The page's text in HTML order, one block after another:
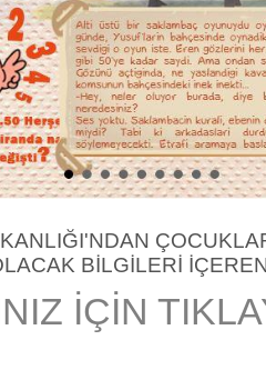
BİLGİLERİ
İÇİN